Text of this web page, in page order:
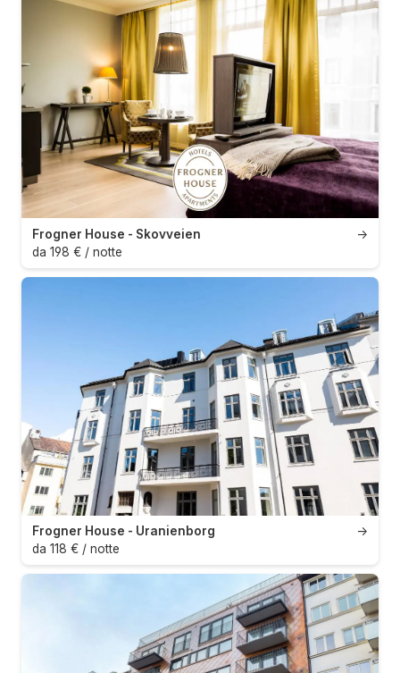
→
Frogner House - Skovveien
da 198 € / notte
→
Frogner House - Uranienborg
da 118 € / notte